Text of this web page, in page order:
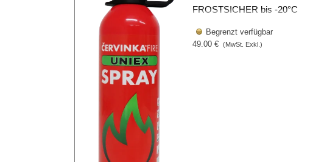
FROSTSICHER bis -20°C
Begrenzt verfügbar
49.00 €
(MwSt. Exkl.)